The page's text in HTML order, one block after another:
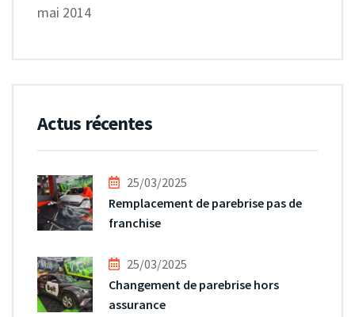
mai 2014
Actus récentes
25/03/2025
Remplacement de parebrise pas de
franchise
25/03/2025
Changement de parebrise hors
assurance